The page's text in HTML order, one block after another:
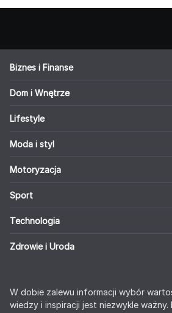
Biznes i Finanse
Dom i Wnętrze
Lifestyle
Moda i styl
Motoryzacja
Sport
Technologia
Zdrowie i Uroda
W dobie zalewu informacji wybór
wiedzy i inspiracji jest niezwykle